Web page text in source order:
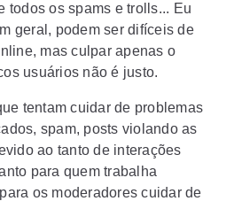
todos os spams e trolls... Eu
geral, podem ser difíceis de
mas culpar apenas o
usuários não é justo.
tentam cuidar de problemas
spam, posts violando as
ao tanto de interações
para quem trabalha
os moderadores cuidar de